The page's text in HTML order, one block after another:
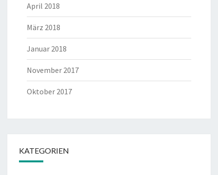
April 2018
März 2018
Januar 2018
November 2017
Oktober 2017
KATEGORIEN